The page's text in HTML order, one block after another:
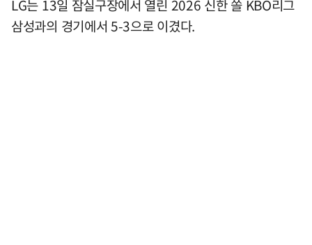
LG는 13일 잠실구장에서 열린 2026 신한 쏠 KBO리그
삼성과의 경기에서 5-3으로 이겼다.